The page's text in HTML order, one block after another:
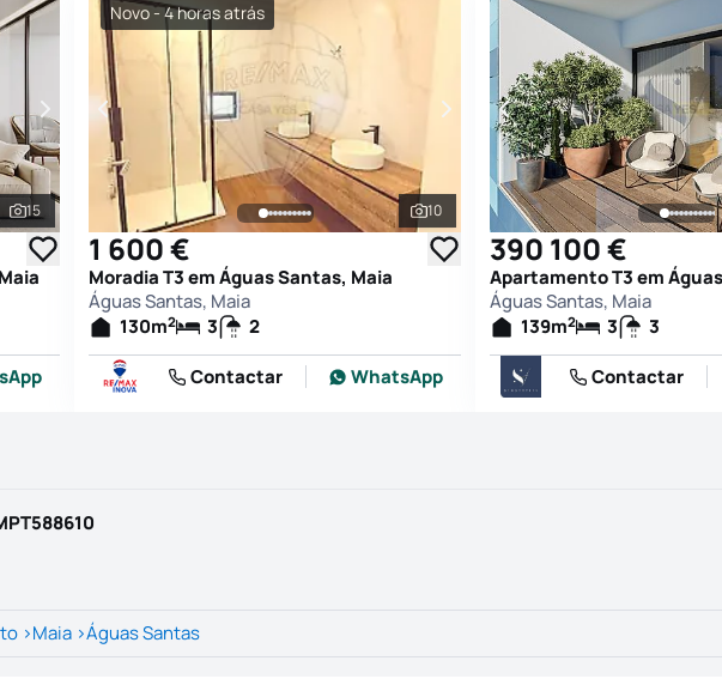
Ver todas as fotografias
15 Ver todas as fotografias
10
Novo - 4 horas atrás
1 600 €
Moradia T3 em Águas Santas, Maia
Águas Santas, Maia
130m2 3
2
Contactar
WhatsApp
390 100 €
Apartamento T3 em
Águas Santas, Maia
139m2 3
3
Contactar
>Maia >Águas Santas